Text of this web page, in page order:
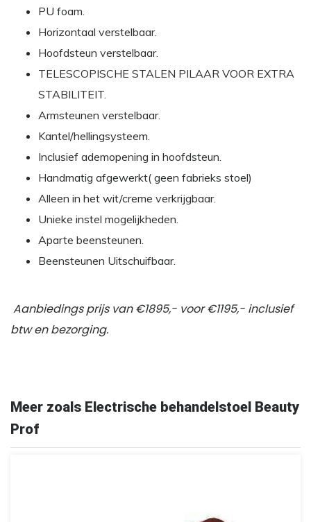
PU foam.
Horizontaal verstelbaar.
Hoofdsteun verstelbaar.
TELESCOPISCHE STALEN PILAAR VOOR EXTRA
STABILITEIT.
Armsteunen verstelbaar.
Kantel/hellingsysteem.
Inclusief ademopening in hoofdsteun.
Handmatig afgewerkt( geen fabrieks stoel)
Alleen in het wit/creme verkrijgbaar.
Unieke instel mogelijkheden.
Aparte beensteunen.
Beensteunen Uitschuifbaar.
Aanbiedings prijs van €1895,- voor €1195,- inclusief
btw en bezorging.
Meer zoals Electrische behandelstoel Beauty
Prof